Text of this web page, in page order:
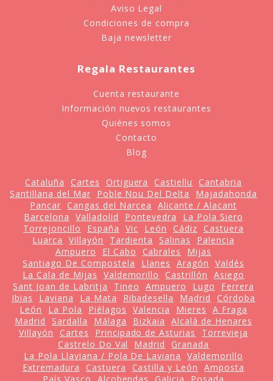
Aviso Legal
Condiciones de compra
Baja newsletter
Regala Restaurantes
Cuenta restaurante
Información nuevos restaurantes
Quiénes somos
Contacto
Blog
Cataluña Cartes Ortiguera Castiellu
Cantabria
Santillana del Mar
Poble Nou Del Delta
Majadahonda
Pancar
Cangas del Narcea
Alicante / Alacant
Barcelona
Valladolid Pontevedra
La Pola Siero
Torrejoncillo
España Vic León Cádiz
Castuera
Luarca
Villayón Tardienta Salinas
Palencia
Ampuero
El Cabo Cabrales
Mijas
Santiago De Compostela
Llanes Aragón
Valdés
La Cala de Mijas
Valdemorillo Castrillón
Asiego
Sant Joan de Labritja
Tineo Ampuero Lugo
Ferrera
Ibias
Laviana La Mata Ribadesella Madrid
Córdoba
León
La Pola Piélagos Valencia Mieres
A Fraga
Madrid
Sardalla Málaga Bizkaia
Alcalá de Henares
Villayón
Cartes Principado de Asturias
Torrevieja
Castrelo Do Val
Madrid
Granada
La Pola Llaviana / Pola De Laviana
Valdemorillo
Extremadura
Castuera Castilla y León
Amposta